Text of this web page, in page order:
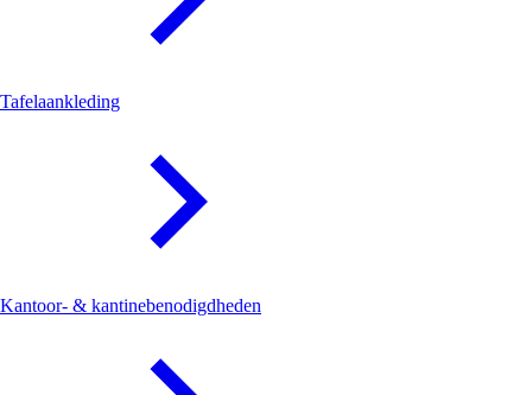
Tafelaankleding
Kantoor- & kantinebenodigdheden